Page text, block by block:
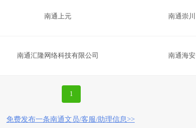
南通崇川
南通上元
南通海安
南通汇隆网络科技有限公司
1
免费发布一条南通文员/客服/助理信息>>